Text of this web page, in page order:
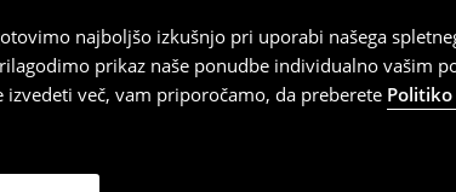
najboljšo izkušnjo pri uporabi našega
prikaz naše ponudbe individualno vašim
več, vam priporočamo, da preberete